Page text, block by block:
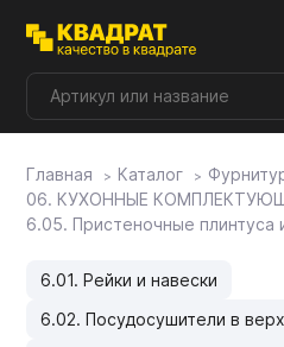
Плитные материалы
Столешницы
Главная Каталог
06. КУХОННЫЕ
6.05. Пристеночные плинтуса
6.01. Рейки и навески
6.02. Посудосушители в